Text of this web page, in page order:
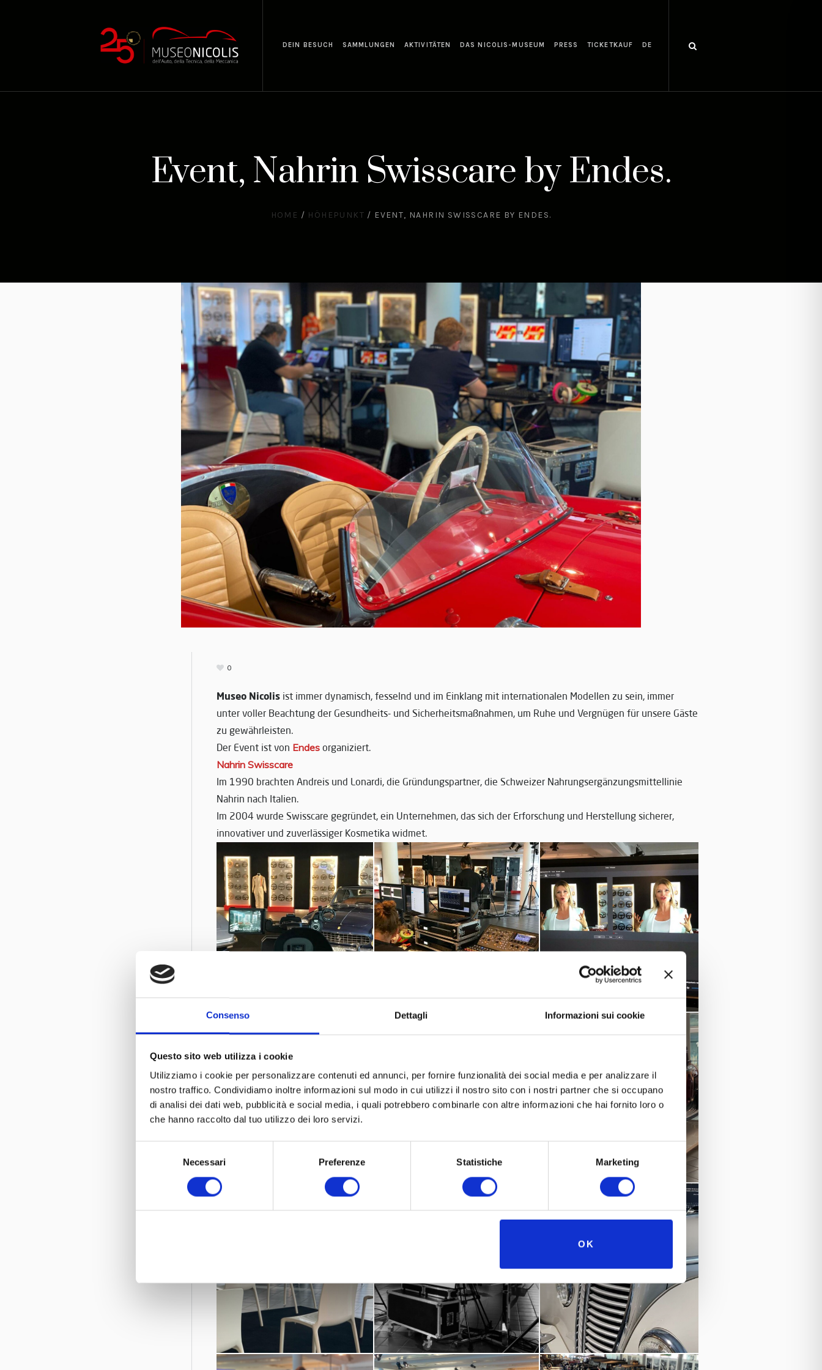
Consenso Dettagli Informazioni sui cookie
Questo sito web utilizza i cookie
Utilizziamo i cookie per personalizzare contenuti ed annunci, per fornire funzionalità dei social media e per analizzare il
nostro traffico. Condividiamo inoltre informazioni sul modo in cui utilizzi il nostro sito con i nostri partner che si occupano
di analisi dei dati web, pubblicità e social media, i quali potrebbero combinarle con altre informazioni che hai fornito loro o
che hanno raccolto dal tuo utilizzo dei loro servizi.
Necessari Preferenze Statistiche Marketing
OK
DEIN BESUCH SAMMLUNGEN AKTIVITÄTEN DAS NICOLIS-MUSEUM PRESS TICKETKAUF DE
Event, Nahrin Swisscare by Endes.
HOME / HÖHEPUNKT / EVENT, NAHRIN SWISSCARE BY ENDES.
0
Museo Nicolis ist immer dynamisch, fesselnd und im Einklang mit internationalen Modellen zu sein, immer
unter voller Beachtung der Gesundheits- und Sicherheitsmaßnahmen, um Ruhe und Vergnügen für unsere Gäste
zu gewährleisten.
Der Event ist von Endes organiziert.
Nahrin Swisscare
Im 1990 brachten Andreis und Lonardi, die Gründungspartner, die Schweizer Nahrungsergänzungsmittellinie
Nahrin nach Italien.
Im 2004 wurde Swisscare gegründet, ein Unternehmen, das sich der Erforschung und Herstellung sicherer,
innovativer und zuverlässiger Kosmetika widmet.